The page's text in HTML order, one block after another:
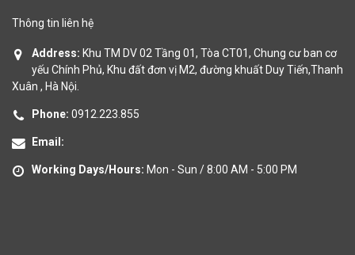
Thông tin liên hệ
Address: Khu TM DV 02 Tầng 01, Tòa CT01, Chung cư ban cơ
yếu Chính Phủ, Khu đất đơn vị M2, đường khuất Duy Tiến,Thanh
Xuân , Hà Nội.
Phone: 0912.223.855
Email:
Working Days/Hours: Mon - Sun / 8:00 AM - 5:00 PM